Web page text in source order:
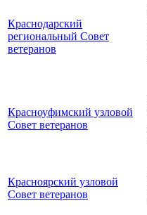
Краснодарский
региональный Совет
ветеранов
Красноуфимский узловой
Совет ветеранов
Красноярский узловой
Совет ветеранов